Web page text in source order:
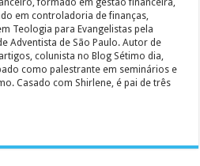
formado em gestão financeira,
em controladoria de finanças,
Teologia para Evangelistas pela
Adventista de São Paulo. Autor de
colunista no Blog Sétimo dia,
como palestrante em seminários e
Casado com Shirlene, é pai de três